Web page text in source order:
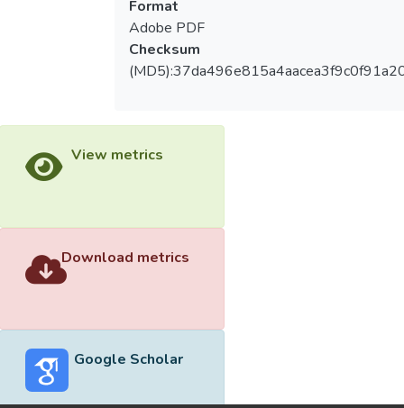
Format
Adobe PDF
Checksum
View metrics
Download metrics
Google Scholar